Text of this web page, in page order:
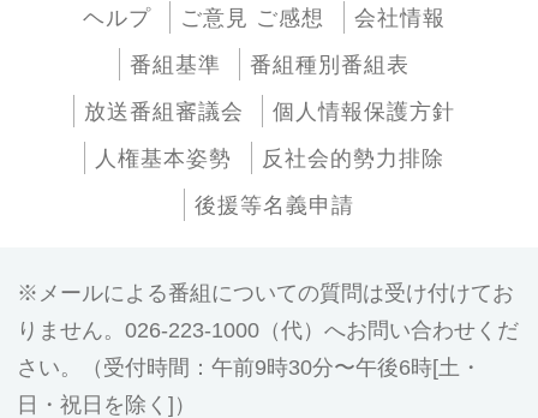
ヘルプ ご意見 ご感想
会社情報
番組基準
番組種別番組表
放送番組審議会
個人情報保護方針
人権基本姿勢
反社会的勢力排除
後援等名義申請
メールによる番組についての質問は受け付けてお
りません。026-223-1000（代）へお問い合わせくだ
さい。（受付時間：午前9時30分〜午後6時[土・
日・祝日を除く]）